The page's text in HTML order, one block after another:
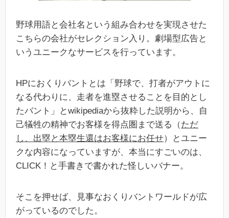
野球用語と会社名という組み合わせを実現させた
こちらの会社がセレクション入り。劇場型広告と
いうユニークなサービスを行っています。
HPにおくりバントとは「野球で、打者がアウトに
なる代わりに、走者を進塁させることを目的とし
たバント」とwikipediaから抜粋した説明から、自
己犠牲の精神でお客様を得点圏まで送る（ただ
し、出塁と本塁生還はお客様にお任せ）とユニー
クな内容になっていますが、本当にすごいのは、
CLICK！と手書きで書かれた怪しいバナー。
そこを押せば、見事なおくりバントワールドが広
がっているのでした。